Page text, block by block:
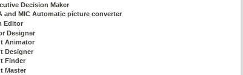
Decision Maker
and MIC Automatic picture converter
Editor
Designer
Animator
Designer
Finder
Master